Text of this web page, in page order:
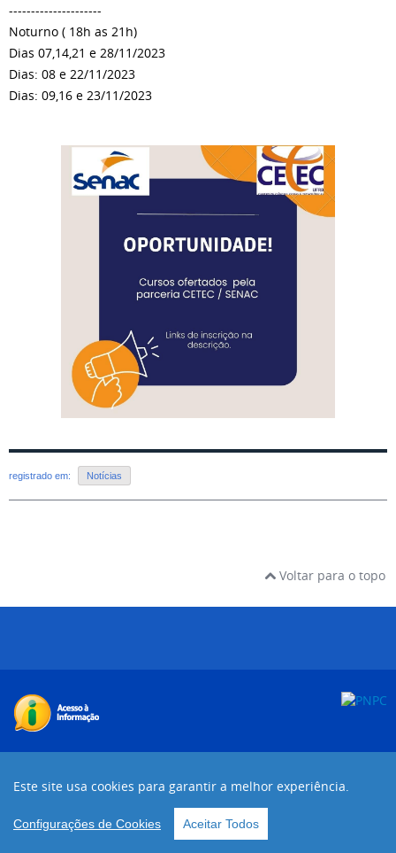
Este site usa cookies para garantir a melhor experiência.
Configurações de Cookies Aceitar Todos
---------------------
Noturno ( 18h as 21h)
Dias 07,14,21 e 28/11/2023
Dias: 08 e 22/11/2023
Dias: 09,16 e 23/11/2023
registrado em: Notícias
Voltar para o topo
Desenvolvido com o CMS de código aberto Joomla!